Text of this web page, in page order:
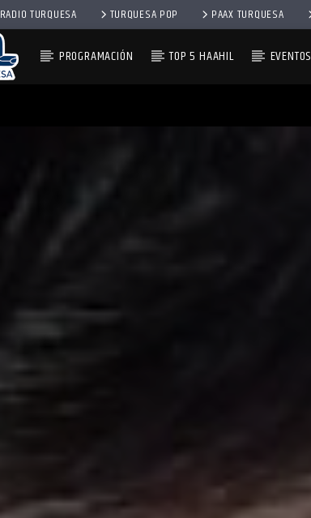
RADIO TURQUESA TURQUESA POP PAAX TURQUESA
PROGRAMACIÓN TOP 5 HAAHIL EVENTOS